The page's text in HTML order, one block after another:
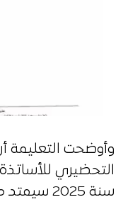
وأوضحت التعليمة
التحضيري
سنة 2025 سيمتد من 6 إلى 30 جويلية 2026.